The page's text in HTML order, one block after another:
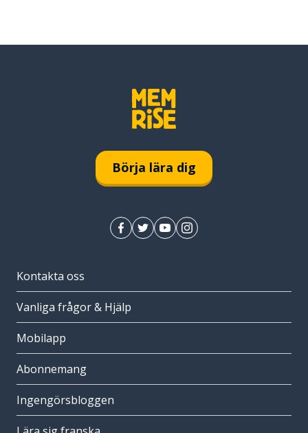
Börja lära dig
Kontakta oss
Vanliga frågor & Hjälp
Mobilapp
Abonnemang
Ingengörsbloggen